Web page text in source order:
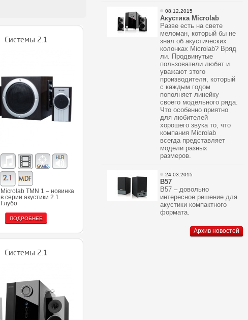
Системы 2.1
Microlab TMN 1 – новинка
в серии акустики 2.1.
Глубо
ПОДРОБНЕЕ
Системы 2.1
08.12.2015
Акустика Microlab
Разве есть на свете
меломан, который бы не
знал об акустических
колонках Microlab? Вряд
ли. Продвинутые
пользователи любят и
уважают этого
производителя, который
с каждым годом
пополняет линейку
своего модельного ряда.
Что особенно приятно
для любителей
хорошего звука то, что
компания Microlab
всегда представляет
модели разных
размеров.
24.03.2015
В57
В57 – довольно
интересное решение для
акустики компактного
формата.
Архив новостей